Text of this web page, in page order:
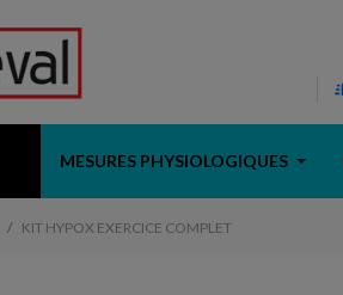
MESURES PHYSIOLOGIQUES
KIT HYPOX EXERCICE COMPLET